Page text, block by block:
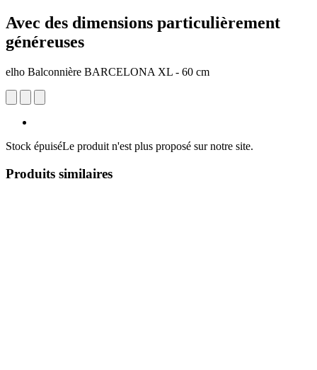
Avec des dimensions particulièrement
généreuses
elho Balconnière BARCELONA XL - 60 cm
Stock épuiséLe produit n'est plus proposé sur notre site.
Produits similaires